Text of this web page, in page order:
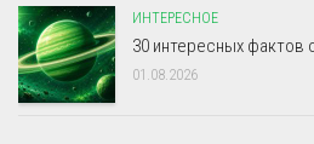
ИНТЕРЕСНОЕ
30 интересных фактов
01.08.2026